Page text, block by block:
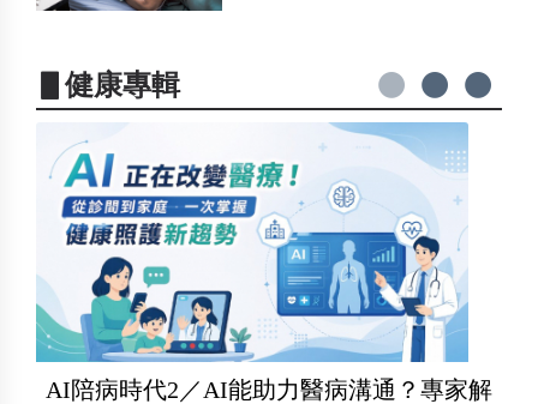
▋健康專輯
AI陪病時代2／AI能助力醫病溝通？專家解